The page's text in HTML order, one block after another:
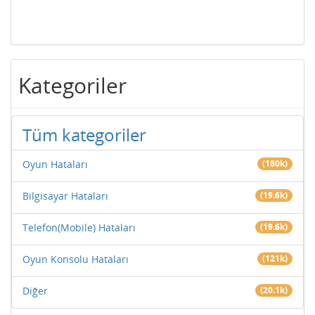
Kategoriler
Tüm kategoriler
Oyun Hataları (180k)
Bilgisayar Hataları (19.6k)
Telefon(Mobile) Hataları (19.6k)
Oyun Konsolu Hataları (121k)
Diğer (20.1k)